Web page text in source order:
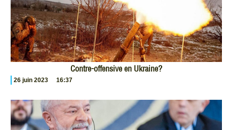
Contre-offensive en Ukraine?
26 juin 2023 16:37